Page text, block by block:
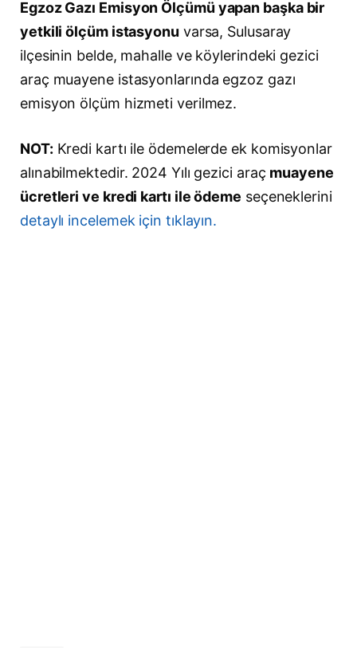
Egzoz Gazı Emisyon Ölçümü yapan başka bir
yetkili ölçüm istasyonu varsa, Sulusaray
ilçesinin belde, mahalle ve köylerindeki gezici
araç muayene istasyonlarında egzoz gazı
emisyon ölçüm hizmeti verilmez.
NOT: Kredi kartı ile ödemelerde ek komisyonlar
alınabilmektedir. 2024 Yılı gezici araç muayene
ücretleri ve kredi kartı ile ödeme seçeneklerini
detaylı incelemek için tıklayın.